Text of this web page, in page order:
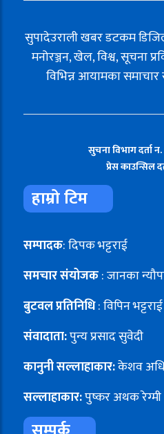
सुपादेउराली खबर डटकम
मनोरञ्जन, खेल, विश्व, सूचना
विभिन्न आयामका
सुचना विभाग दर्ता न.
प्रेस काउन्सिल
हाम्रो टिम
सम्पादक: दिपक भट्टराई
समचार संयोजक: जानका
बुटवल प्रतिनिधि: विपिन भट्टराई
संवादाता:पुन्य प्रसाद सुवेदी
कानुनी सल्लाहाकार:केशव
सल्लाहाकार:पुष्कर अथक रेग्मी